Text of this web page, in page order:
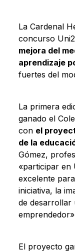
La Cardenal
concurso
mejora del
aprendizaje
fuertes del
La primera
ganado el
con el
de la
Gómez,
«participar en
excelente
iniciativa, la
de
El proyecto